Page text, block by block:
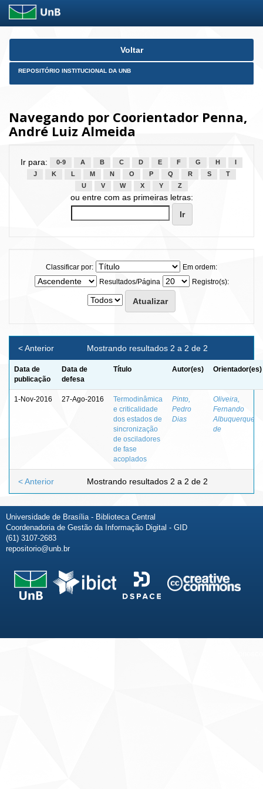
Skip
Voltar
REPOSITÓRIO INSTITUCIONAL DA UNB
Navegando por Coorientador Penna,
André Luiz Almeida
Ir para: 0-9 A B C D E F G H
J
K L M N O P Q R S
T
U
V W X Y Z
ou entre com as primeiras letras:
Classificar por:
Em ordem:
Resultados/Página
Registro(s):
Mostrando resultados 2 a 2 de 2
< Anterior
Data de
publicação
Data de
defesa
Título Autor(es) Orientador(es)
1-Nov-2016 27-Ago-2016
Termodinâmica
e criticalidade
dos estados de
sincronização
de osciladores
de fase
acoplados
Pinto,
Pedro
Dias
Oliveira,
Fernando
Albuquerque
de
Mostrando resultados 2 a 2 de 2
< Anterior
Universidade de Brasília - Biblioteca Central
Coordenadoria de Gestão da Informação Digital - GID
(61) 3107-2683
repositorio@unb.br